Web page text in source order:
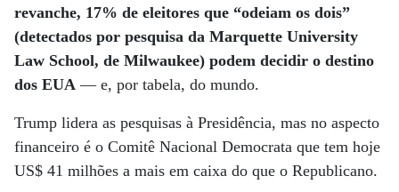
revanche, 17% de eleitores que “odeiam os dois”
(detectados por pesquisa da Marquette University
Law School, de Milwaukee) podem decidir o destino
dos EUA — e, por tabela, do mundo.
Trump lidera as pesquisas à Presidência, mas no aspecto
financeiro é o Comitê Nacional Democrata que tem hoje
US$ 41 milhões a mais em caixa do que o Republicano.